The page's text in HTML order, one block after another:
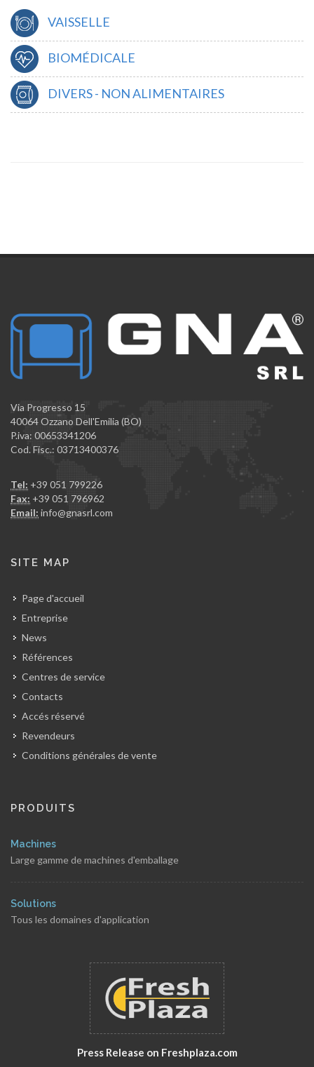
VAISSELLE
BIOMÉDICALE
DIVERS - NON ALIMENTAIRES
Via Progresso 15
40064 Ozzano Dell'Emilia (BO)
P.iva: 00653341206
Cod. Fisc.: 03713400376
Tel: +39 051 799226
Fax: +39 051 796962
Email: info@gnasrl.com
SITE MAP
Page d'accueil
Entreprise
News
Références
Centres de service
Contacts
Accés réservé
Revendeurs
Conditions générales de vente
PRODUITS
Machines
Large gamme de machines d'emballage
Solutions
Tous les domaines d'application
Press Release on Freshplaza.com